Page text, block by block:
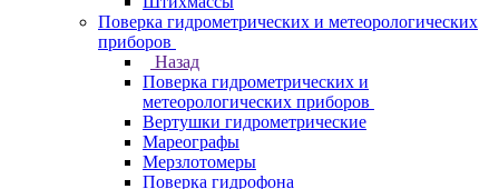
Поверка гидрометрических и метеорологических
приборов
Назад
Поверка гидрометрических и
метеорологических приборов
Вертушки гидрометрические
Мареографы
Мерзлотомеры
Поверка гидрофона